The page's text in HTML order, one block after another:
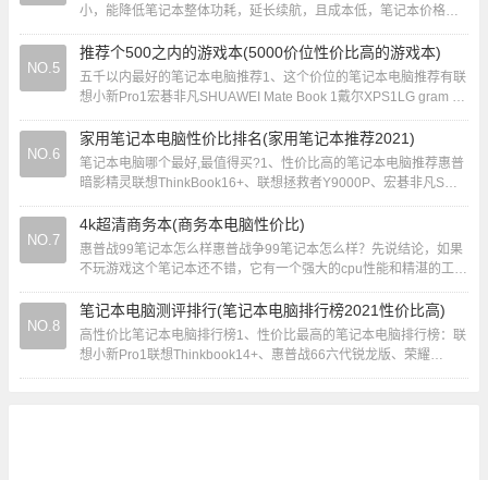
小，能降低笔记本整体功耗，延长续航，且成本低，笔记本价格更
亲民。缺点是性能相对较弱，大型游戏、专业图形...
NO.5
推荐个500之内的游戏本(5000价位性价比高的游戏本)
五千以内最好的笔记本电脑推荐1、这个价位的笔记本电脑推荐有联
想小新Pro1宏碁非凡SHUAWEI Mate Book 1戴尔XPS1LG gram 1
小米Red...
NO.6
家用笔记本电脑性价比排名(家用笔记本推荐2021)
笔记本电脑哪个最好,最值得买?1、性价比高的笔记本电脑推荐惠普
暗影精灵联想ThinkBook16+、联想拯救者Y9000P、宏碁非凡S联
想小新Pro14。2、笔...
NO.7
4k超清商务本(商务本电脑性价比)
惠普战99笔记本怎么样惠普战争99笔记本怎么样？先说结论，如果
不玩游戏这个笔记本还不错，它有一个强大的cpu性能和精湛的工
艺，扩容性也很好。它配备了最新的锐龙7...
NO.8
笔记本电脑测评排行(笔记本电脑排行榜2021性价比高)
高性价比笔记本电脑排行榜1、性价比最高的笔记本电脑排行榜：联
想小新Pro1联想Thinkbook14+、惠普战66六代锐龙版、荣耀
MagicBookX14Pro...